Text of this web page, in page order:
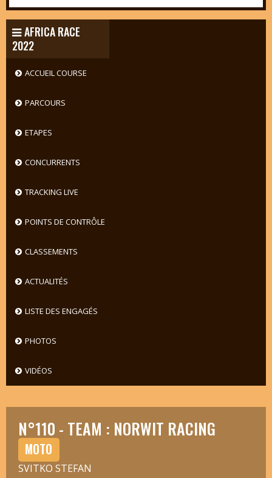
AFRICA RACE
2022
ACCUEIL COURSE
PARCOURS
ETAPES
CONCURRENTS
TRACKING LIVE
POINTS DE CONTRÔLE
CLASSEMENTS
ACTUALITÉS
LISTE DES ENGAGÉS
PHOTOS
VIDÉOS
N°110 - TEAM : NORWIT RACING
MOTO
SVITKO STEFAN